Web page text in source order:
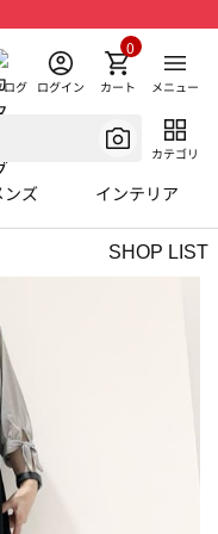
ログ ログイン カート
0
メニュー
カテゴリ
ンズ インテリア
SHOP LIST